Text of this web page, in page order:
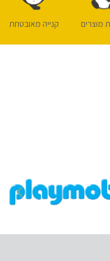
מוצרים קנייה מאובטחת